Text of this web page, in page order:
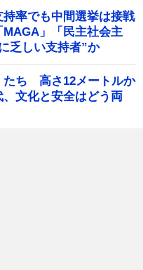
率でも中間選挙は接戦
」「民主社会主
乏しい支持者”か
たち 高さ12メートルか
文化と安全はどう両